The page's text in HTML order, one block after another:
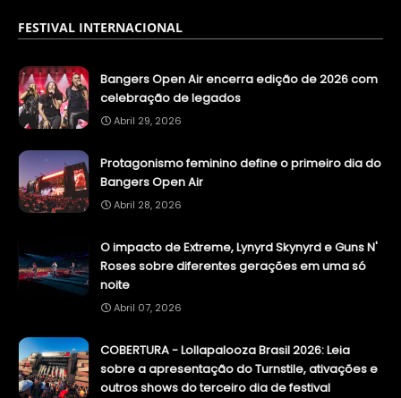
FESTIVAL INTERNACIONAL
Bangers Open Air encerra edição de 2026 com
celebração de legados
Abril 29, 2026
Protagonismo feminino define o primeiro dia do
Bangers Open Air
Abril 28, 2026
O impacto de Extreme, Lynyrd Skynyrd e Guns N'
Roses sobre diferentes gerações em uma só
noite
Abril 07, 2026
COBERTURA - Lollapalooza Brasil 2026: Leia
sobre a apresentação do Turnstile, ativações e
outros shows do terceiro dia de festival